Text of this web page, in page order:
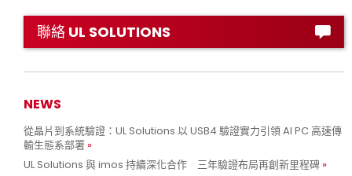
聯絡 UL SOLUTIONS
NEWS
從晶片到系統驗證：UL Solutions 以 USB4 驗證實力引領 AI PC 高速傳
輸生態系部署
UL Solutions 與 imos 持續深化合作 三年驗證布局再創新里程碑